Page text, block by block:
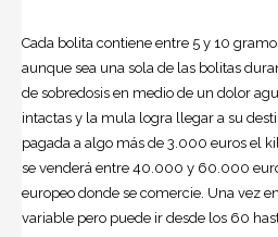
Cada bolita contiene entre 5 y 10
aunque sea una sola de las bolitas
de sobredosis en medio de un dolor
intactas y la mula logra llegar a su
pagada a algo más de 3.000 euros el
se venderá entre 40.000 y 60.000
europeo donde se comercie. Una vez
variable pero puede ir desde los 60